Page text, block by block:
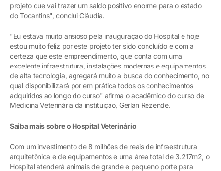
projeto que vai trazer um saldo positivo enorme para o estado
do Tocantins", conclui Cláudia.
"Eu estava muito ansioso pela inauguração do Hospital e hoje
estou muito feliz por este projeto ter sido concluído e com a
certeza que este empreendimento, que conta com uma
excelente infraestrutura, instalações modernas e equipamentos
de alta tecnologia, agregará muito a busca do conhecimento, no
qual disponibilizará por em prática todos os conhecimentos
adquiridos ao longo do curso" afirma o acadêmico do curso de
Medicina Veterinária da instituição, Gerlan Rezende.
Saiba mais sobre o Hospital Veterinário
Com um investimento de 8 milhões de reais de infraestrutura
arquitetônica e de equipamentos e uma área total de 3.217m2, o
Hospital atenderá animais de grande e pequeno porte para